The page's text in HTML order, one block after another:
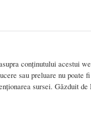
conținutului acestui
sau preluare nu poate
sursei. Găzduit de